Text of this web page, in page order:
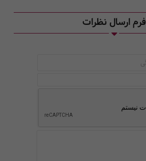
فرم ارسال نظرات